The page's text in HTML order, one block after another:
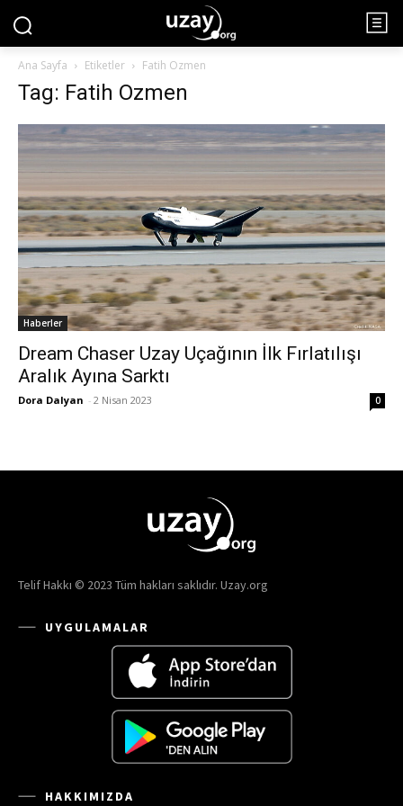
Ana Sayfa Etiketler Fatih Ozmen
Tag: Fatih Ozmen
Haberler
Dream Chaser Uzay Uçağının İlk Fırlatılışı
Aralık Ayına Sarktı
Dora Dalyan - 2 Nisan 2023 0
Telif Hakkı © 2023 Tüm hakları saklıdır. Uzay.org
UYGULAMALAR
HAKKIMIZDA